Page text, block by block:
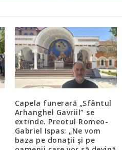
Capela funerară „Sfântul
Arhanghel Gavriil” se
extinde. Preotul Romeo-
Gabriel Ispas: „Ne vom
baza pe donaţii şi pe